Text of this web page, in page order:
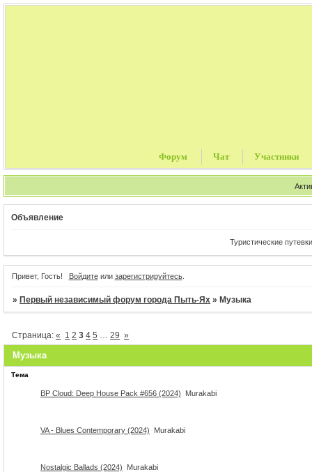
Форум Чат Участники
Объявление
Туристические путевки,
Привет, Гость! Войдитеили зарегистрируйтесь.
»Первый независимый форум города Пыть-Ях »Музыка
Музыка
Страница:« 1 2 3 4 5 29 »
Тема
BP Cloud: Deep House Pack #656 (2024) Murakabi
VA - Blues Contemporary (2024) Murakabi
Nostalgic Ballads (2024) Murakabi